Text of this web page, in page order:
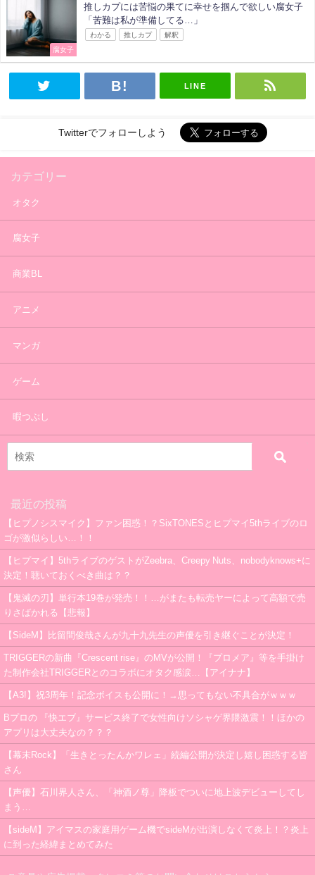
腐女子
推しカプには苦悩の果てに幸せを掴んで欲しい腐女子
「苦難は私が準備してる…」
わかる 推しカプ 解釈
LINE
Twitterでフォローしよう
カテゴリー
オタク
腐女子
商業BL
アニメ
マンガ
ゲーム
暇つぶし
最近の投稿
【ヒプノシスマイク】ファン困惑！？SixTONESとヒプマイ5thライブのロ
ゴが激似らしい…！！
【ヒプマイ】5thライブのゲストがZeebra、Creepy Nuts、nobodyknows+に
決定！聴いておくべき曲は？？
【鬼滅の刃】単行本19巻が発売！！…がまたも転売ヤーによって高額で売
りさばかれる【悲報】
【SideM】比留間俊哉さんが九十九先生の声優を引き継ぐことが決定！
TRIGGERの新曲『Crescent rise』のMVが公開！『プロメア』等を手掛け
た制作会社TRIGGERとのコラボにオタク感涙…【アイナナ】
【A3!】祝3周年！記念ボイスも公開に！→思ってもない不具合がｗｗｗ
Bプロの 『快エブ』サービス終了で女性向けソシャゲ界隈激震！！ほかの
アプリは大丈夫なの？？？
【幕末Rock】「生きとったんかワレェ」続編公開が決定し嬉し困惑する皆
さん
【声優】石川界人さん、「神酒ノ尊」降板でついに地上波デビューしてし
まう…
【sideM】アイマスの家庭用ゲーム機でsideMが出演しなくて炎上！？炎上
に到った経緯まとめてみた